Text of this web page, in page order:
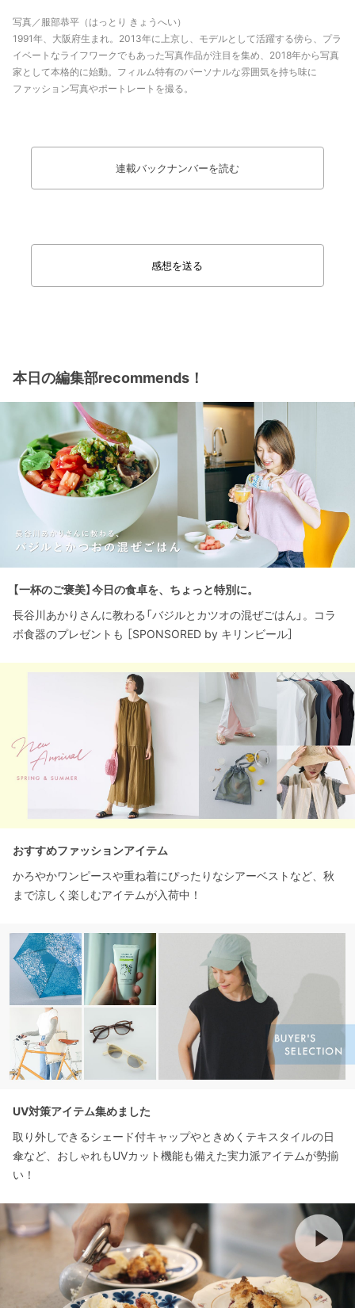
写真／服部恭平（はっとり きょうへい）
1991年、大阪府生まれ。2013年に上京し、モデルとして活躍する傍ら、プラ
イベートなライフワークでもあった写真作品が注目を集め、2018年から写真
家として本格的に始動。フィルム特有のパーソナルな雰囲気を持ち味に
ファッション写真やポートレートを撮る。
連載バックナンバーを読む
感想を送る
本日の編集部recommends！
【一杯のご褒美】今日の食卓を、ちょっと特別に。
長谷川あかりさんに教わる「バジルとカツオの混ぜごはん」。コラ
ボ食器のプレゼントも ［SPONSORED by キリンビール］
おすすめファッションアイテム
かろやかワンピースや重ね着にぴったりなシアーベストなど、秋
まで涼しく楽しむアイテムが入荷中！
UV対策アイテム集めました
取り外しできるシェード付キャップやときめくテキスタイルの日
傘など、おしゃれもUVカット機能も備えた実力派アイテムが勢揃
い！